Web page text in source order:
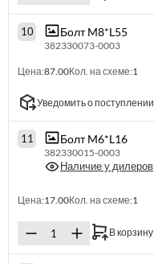
10 Болт M8*L55
382330073-0003
Цена:87.00Кол. на схеме:1
Уведомить о поступлении
11 Болт M6*L16
382330015-0003
Наличие у дилеров
Цена:17.00Кол. на схеме:1
В корзину